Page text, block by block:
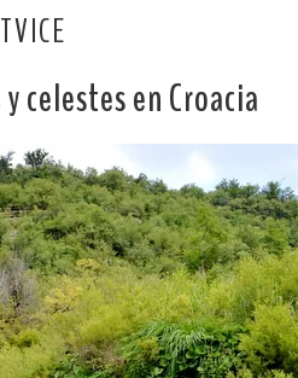
celestes en Croacia